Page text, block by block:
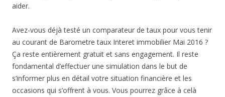
aider.
Avez-vous déjà testé un comparateur de taux pour vous tenir
au courant de Barometre taux Interet immobilier Mai 2016 ?
Ça reste entièrement gratuit et sans engagement. Il reste
fondamental d’effectuer une simulation dans le but de
s’informer plus en détail votre situation financière et les
occasions qui s’offrent à vous. Vous pourrez grâce à celà